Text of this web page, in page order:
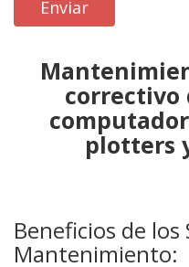
correctivo
plotters
Beneficios de los
Mantenimiento: